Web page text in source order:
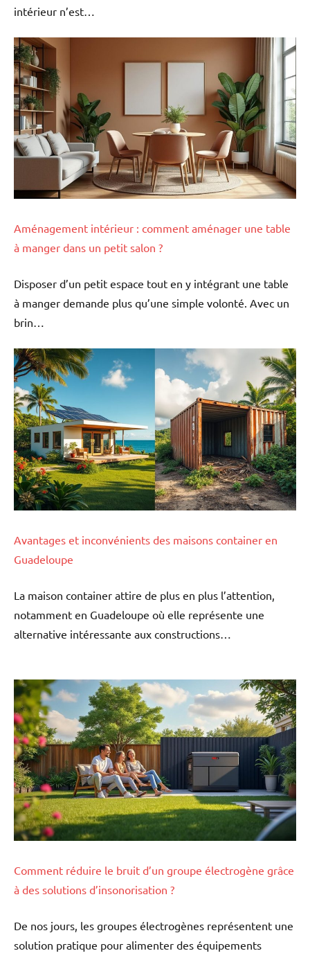
intérieur n’est…
Aménagement intérieur : comment aménager une table
à manger dans un petit salon ?
Disposer d’un petit espace tout en y intégrant une table
à manger demande plus qu’une simple volonté. Avec un
brin…
Avantages et inconvénients des maisons container en
Guadeloupe
La maison container attire de plus en plus l’attention,
notamment en Guadeloupe où elle représente une
alternative intéressante aux constructions…
Comment réduire le bruit d’un groupe électrogène grâce
à des solutions d’insonorisation ?
De nos jours, les groupes électrogènes représentent une
solution pratique pour alimenter des équipements